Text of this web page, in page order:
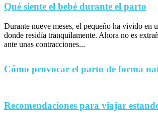
Qué siente el bebé durante el parto
Durante nueve meses, el pequeño ha vivido en
donde residía tranquilamente. Ahora no es
ante unas contracciones...
Cómo provocar el parto de forma
Recomendaciones para viajar